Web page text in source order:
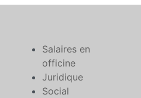
Salaires en
officine
Juridique
Social